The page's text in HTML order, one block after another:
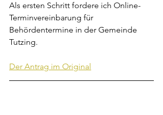
Als ersten Schritt fordere ich Online-
Terminvereinbarung für
Behördentermine in der Gemeinde
Tutzing.
Der Antrag im Original